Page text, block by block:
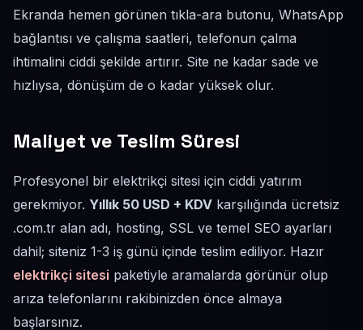
Ekranda hemen görünen tıkla-ara butonu, WhatsApp
bağlantısı ve çalışma saatleri, telefonun çalma
ihtimalini ciddi şekilde artırır. Site ne kadar sade ve
hızlıysa, dönüşüm de o kadar yüksek olur.
Maliyet ve Teslim Süresi
Profesyonel bir elektrikçi sitesi için ciddi yatırım
gerekmiyor. Yıllık 50 USD + KDV karşılığında ücretsiz
.com.tr alan adı, hosting, SSL ve temel SEO ayarları
dahil; siteniz 1-3 iş günü içinde teslim ediliyor. Hazır
elektrikçi sitesi paketiyle aramalarda görünür olup
arıza telefonlarını rakibinizden önce almaya
başlarsınız.